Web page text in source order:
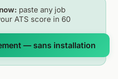
paste any job
ATS score in 60
— sans installation